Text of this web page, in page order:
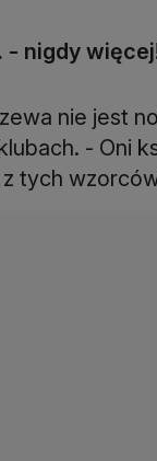
- nigdy
nie jest
- Oni
tych